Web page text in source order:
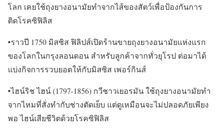
โลก เคยใช้ถุงยางอนามัยทำจากไส้ของสัตว์เพื่อป้องกันการ
ติดโรคซิฟิลิส
•ราวปี 1750 มิสซิส ฟิลิปส์เปิดร้านขายถุงยางอนามัยแห่งแรก
ของโลกในกรุงลอนดอน สำหรับลูกค้าจากทั่วยุโรป ต่อมาได้
แบ่งกิจการรวบยอดให้กับมิสซิส เพอร์กินส์
•ไฮน์ริช ไฮน์ (1797-1856) กวีชาวเยอรมัน ใช้ถุงยางอนามัยทำ
จากไหมที่สั่งทำกับช่างตัดเย็บ แต่ดูเหมือนจะไม่ปลอดภัยเพียง
พอ ไฮน์เสียชีวิตด้วยโรคซิฟิลิส